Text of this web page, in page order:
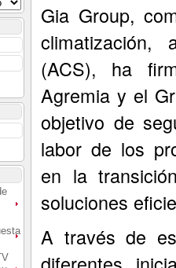
Gia Group,
climatización,
(ACS), ha
Agremia y el
objetivo de
labor de los
en la
soluciones
A través de